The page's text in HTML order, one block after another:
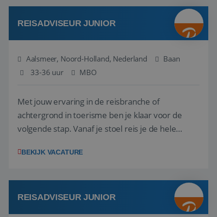
werken: of het nu gaat om vragen ...
REISADVISEUR JUNIOR
Aalsmeer, Noord-Holland, Nederland
Baan
33-36 uur
MBO
Met jouw ervaring in de reisbranche of
achtergrond in toerisme ben je klaar voor de
volgende stap. Vanaf je stoel reis je de hele
wensen van je team, je klant en wat er in de
klanten te overtuigen om die droomreis te
boeken! ...
BEKIJK VACATURE
REISADVISEUR JUNIOR